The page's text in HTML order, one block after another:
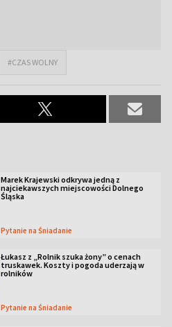
#CZAS WOLNY
Marek Krajewski odkrywa jedną z
najciekawszych miejscowości Dolnego
Śląska
Pytanie na Śniadanie
Łukasz z „Rolnik szuka żony” o cenach
truskawek. Koszty i pogoda uderzają w
rolników
Pytanie na Śniadanie